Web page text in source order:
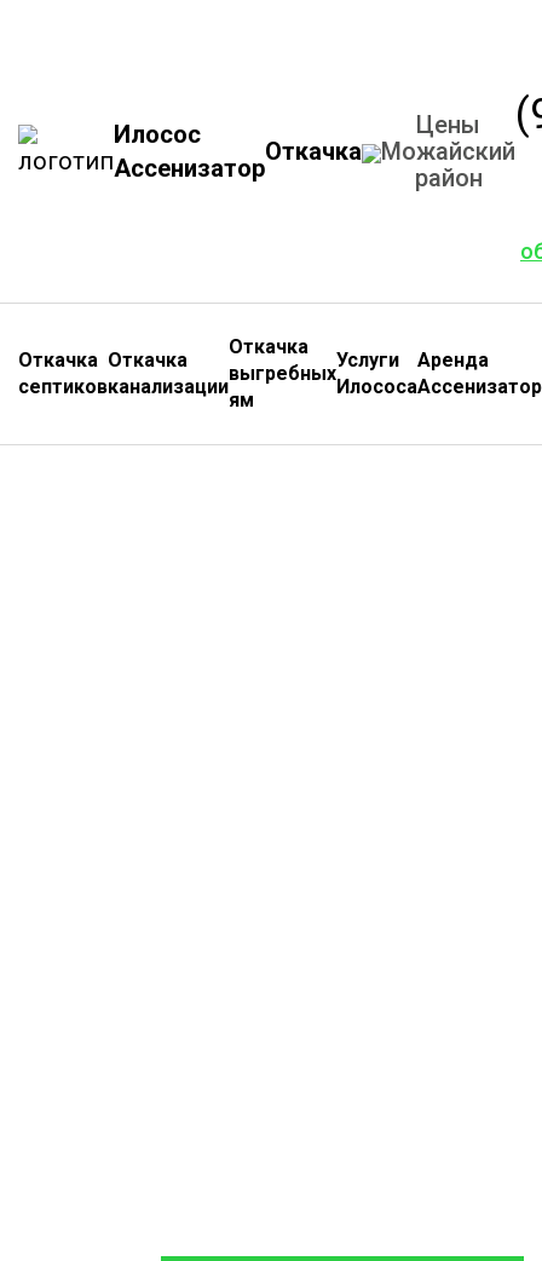
Илосос
Ассенизатор
Откачка
Цены
Можайский
район
Откачка
септиков
Откачка
канализации
Откачка
выгребных
ям
Услуги
Илососа
Аренда